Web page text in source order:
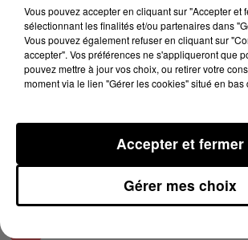
28 novembre 2023 - 2 min 22 sec
LES INFOS DU TARN ET
28/11/2023 À 10H00
Podcasts infos du Tarn et Garonne
Vous pouvez accepter en cliquant sur "Accepter et
sélectionnant les finalités et/ou partenaires dans
Vous pouvez également refuser en cliquant sur
accepter". Vos préférences ne s'appliqueront que
pouvez mettre à jour vos choix, ou retirer votre
moment via le lien "Gérer les cookies" situé en bas
Gérer mes choix
Accepter et fermer